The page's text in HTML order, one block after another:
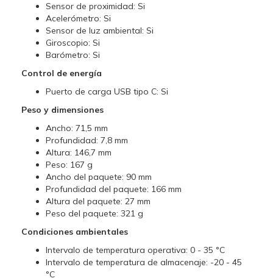
Sensor de proximidad: Si
Acelerómetro: Si
Sensor de luz ambiental: Si
Giroscopio: Si
Barómetro: Si
Control de energía
Puerto de carga USB tipo C: Si
Peso y dimensiones
Ancho: 71,5 mm
Profundidad: 7,8 mm
Altura: 146,7 mm
Peso: 167 g
Ancho del paquete: 90 mm
Profundidad del paquete: 166 mm
Altura del paquete: 27 mm
Peso del paquete: 321 g
Condiciones ambientales
Intervalo de temperatura operativa: 0 - 35 °C
Intervalo de temperatura de almacenaje: -20 - 45
°C